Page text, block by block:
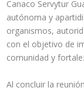
Canaco Servytur
autónoma y
organismos,
con el objetivo de
comunidad y
Al concluir la